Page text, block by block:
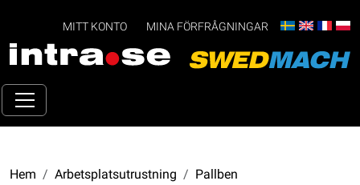
MITT KONTO MINA FÖRFRÅGNINGAR
Hem Arbetsplatsutrustning
Pallben